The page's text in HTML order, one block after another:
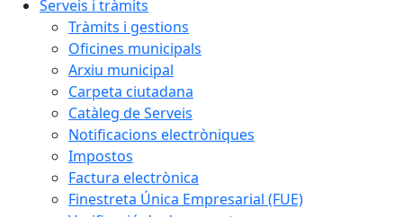
Serveis i tràmits
Tràmits i gestions
Oficines municipals
Arxiu municipal
Carpeta ciutadana
Catàleg de Serveis
Notificacions electròniques
Impostos
Factura electrònica
Finestreta Única Empresarial (FUE)